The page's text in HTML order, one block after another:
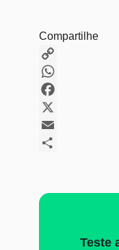
Compartilhe
Copy
Link
WhatsApp
Facebook
X
Email
Teste